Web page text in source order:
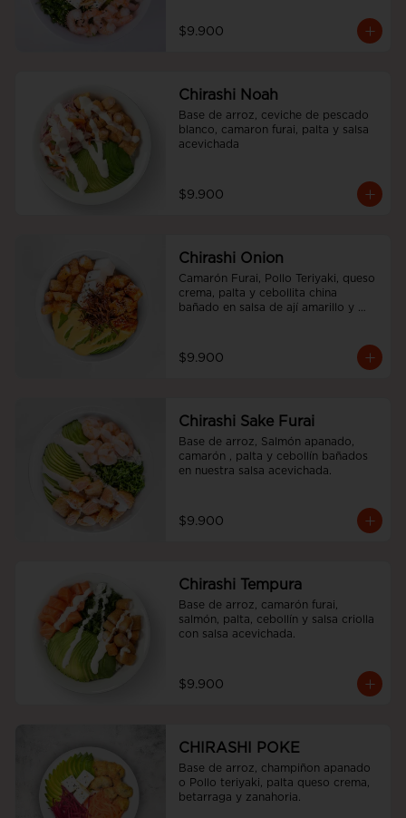
$9.900
Chirashi Noah
Base de arroz, ceviche de pescado
blanco, camaron furai, palta y salsa
acevichada
$9.900
Chirashi Onion
Camarón Furai, Pollo Teriyaki, queso
crema, palta y cebollita china
bañado en salsa de ají amarillo y
$9.900
Chirashi Sake Furai
Base de arroz, Salmón apanado,
camarón , palta y cebollín bañados
en nuestra salsa acevichada.
$9.900
Chirashi Tempura
Base de arroz, camarón furai,
salmón, palta, cebollín y salsa criolla
con salsa acevichada.
$9.900
CHIRASHI POKE
Base de arroz, champiñon apanado
o Pollo teriyaki, palta queso crema,
betarraga y zanahoria.